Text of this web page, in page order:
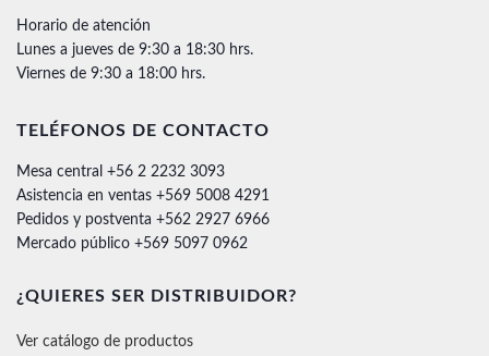
Horario de atención
Lunes a jueves de 9:30 a 18:30 hrs.
Viernes de 9:30 a 18:00 hrs.
TELÉFONOS DE CONTACTO
Mesa central +56 2 2232 3093
Asistencia en ventas +569 5008 4291
Pedidos y postventa +562 2927 6966
Mercado público +569 5097 0962
¿QUIERES SER DISTRIBUIDOR?
Ver catálogo de productos